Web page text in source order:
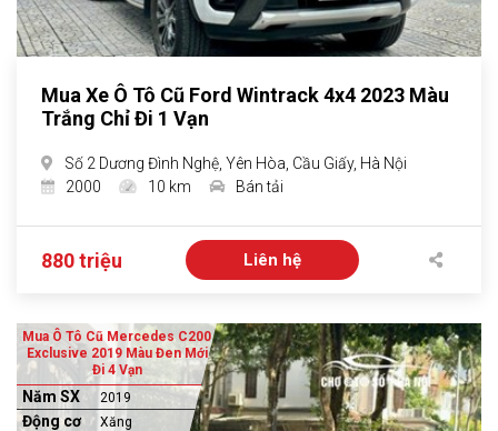
Mua Xe Ô Tô Cũ Ford Wintrack 4x4 2023 Màu
Trắng Chỉ Đi 1 Vạn
Số 2 Dương Đình Nghệ, Yên Hòa, Cầu Giấy, Hà Nội
2000
10 km Bán tải
880 triệu Liên hệ
Mua Ô Tô Cũ Mercedes C200
Exclusive 2019 Màu Đen Mới
Đi 4 Vạn
Năm SX 2019
Động cơ Xăng